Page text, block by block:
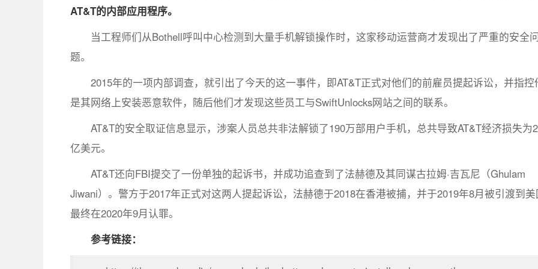
AT&T的内部应用程序。
当工程师们从Bothell呼叫中心检测到大量手机解锁操作时，这家移动运营商才发现出了严重的安全
题。
2015年的一项内部调查，就引出了今天的这一事件，即AT&T正式对他们的前雇员提起诉讼，并指控
是其网络上安装恶意软件，随后他们才发现这些员工与SwiftUnlocks网站之间的联系。
AT&T的安全取证信息显示，涉案人员总共非法解锁了190万部用户手机，总共导致AT&T经济损失为
亿美元。
AT&T还向FBI提交了一份单独的起诉书，并成功追查到了法赫德及其同谋古拉姆·吉瓦尼（Ghulam
Jiwani）。警方于2017年正式对这两人提起诉讼，法赫德于2018在香港被捕，并于2019年8月被引渡到美
最终在2020年9月认罪。
参考链接：